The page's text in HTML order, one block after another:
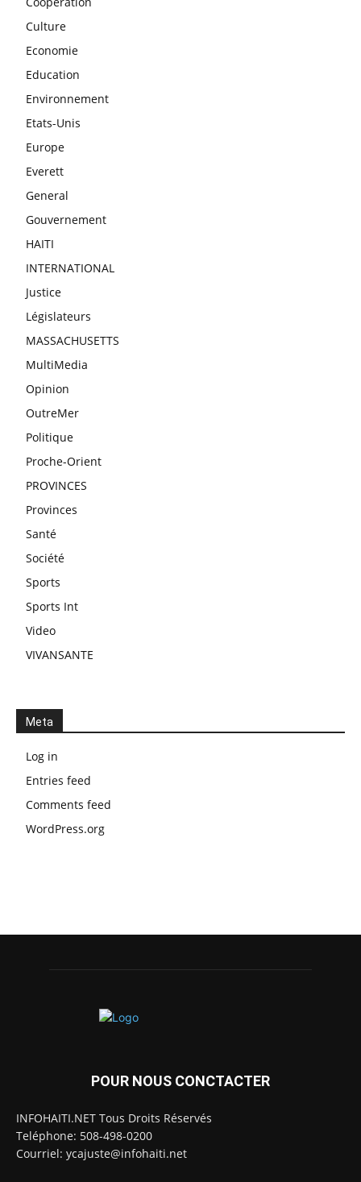
Culture
Economie
Education
Environnement
Etats-Unis
Europe
Everett
General
Gouvernement
HAITI
INTERNATIONAL
Justice
Législateurs
MASSACHUSETTS
MultiMedia
Opinion
OutreMer
Politique
Proche-Orient
PROVINCES
Provinces
Santé
Société
Sports
Sports Int
Video
VIVANSANTE
Meta
Log in
Entries feed
Comments feed
WordPress.org
POUR NOUS CONCTACTER
INFOHAITI.NET Tous Droits Réservés
Teléphone: 508-498-0200
Courriel: ycajuste@infohaiti.net